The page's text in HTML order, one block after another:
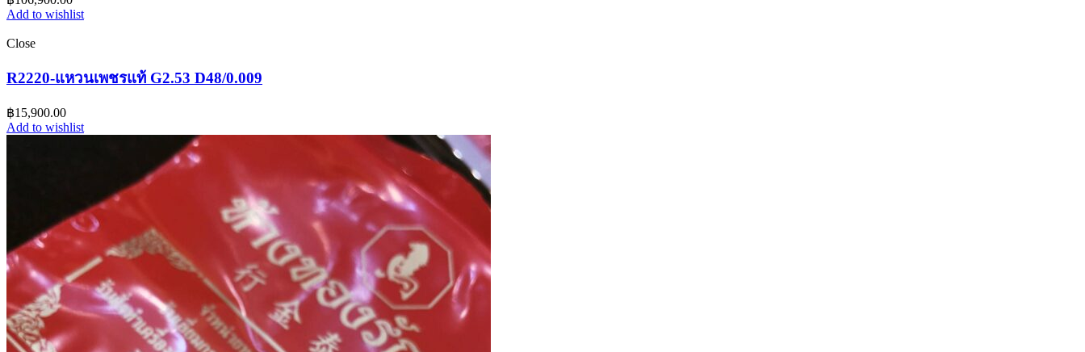
Add to wishlist
Close
R2220-แหวนเพชรแท้ G2.53 D48/0.009
฿15,900.00
Add to wishlist